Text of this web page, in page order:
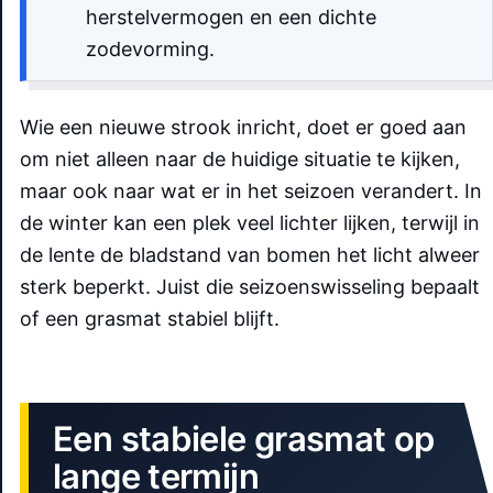
herstelvermogen en een dichte
zodevorming.
Wie een nieuwe strook inricht, doet er goed aan
om niet alleen naar de huidige situatie te kijken,
maar ook naar wat er in het seizoen verandert. In
de winter kan een plek veel lichter lijken, terwijl in
de lente de bladstand van bomen het licht alweer
sterk beperkt. Juist die seizoenswisseling bepaalt
of een grasmat stabiel blijft.
Een stabiele grasmat op
lange termijn